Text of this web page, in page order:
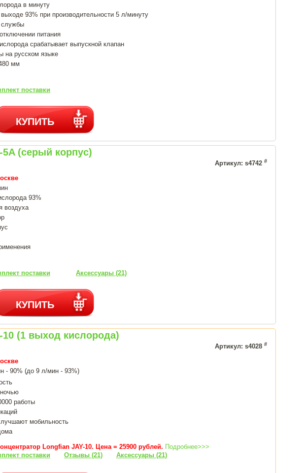
в минуту
93% при производительности 5 л/минуту
службы
питания
срабатывает выпускной клапан
на русском языке
мм
поставки
КУПИТЬ
(серый корпус)
Артикул: s4742 #
93%
воздуха
поставки Аксессуары (21)
КУПИТЬ
(1 выход кислорода)
Артикул: s4028 #
- 90% (до 9 л/мин - 93%)
работы
мобильность
Longfian JAY-10. Цена = 25900 рублей. Подробнее>>>
поставки Отзывы (21) Аксессуары (21)